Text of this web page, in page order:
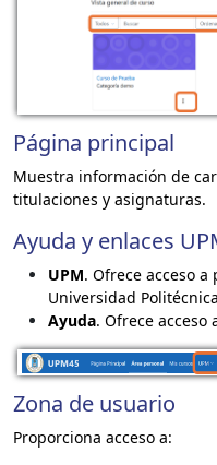
Página principal
Muestra información de
titulaciones y asignaturas.
Ayuda y enlaces
UPM. Ofrece acceso
Universidad
Ayuda. Ofrece acceso
Zona de usuario
Proporciona acceso a: